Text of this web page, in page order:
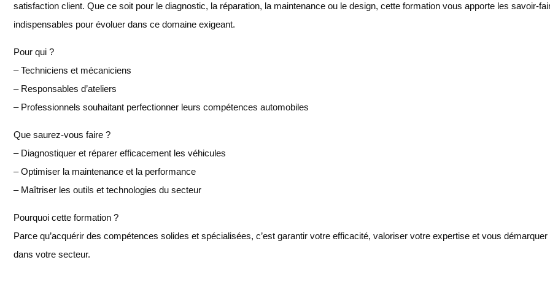
satisfaction client. Que ce soit pour le diagnostic, la réparation, la maintenance ou le design, cette formation vous apporte les savoir-
indispensables pour évoluer dans ce domaine exigeant.
Pour qui ?
– Techniciens et mécaniciens
– Responsables d’ateliers
– Professionnels souhaitant perfectionner leurs compétences automobiles
Que saurez-vous faire ?
– Diagnostiquer et réparer efficacement les véhicules
– Optimiser la maintenance et la performance
– Maîtriser les outils et technologies du secteur
Pourquoi cette formation ?
Parce qu’acquérir des compétences solides et spécialisées, c’est garantir votre efficacité, valoriser votre expertise et vous démarquer
dans votre secteur.